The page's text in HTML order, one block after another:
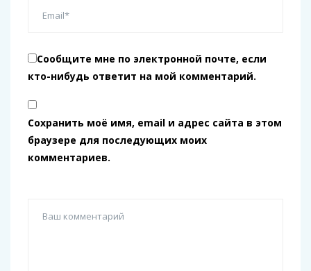
Сообщите мне по электронной почте, если
кто-нибудь ответит на мой комментарий.
Сохранить моё имя, email и адрес сайта в этом
браузере для последующих моих
комментариев.